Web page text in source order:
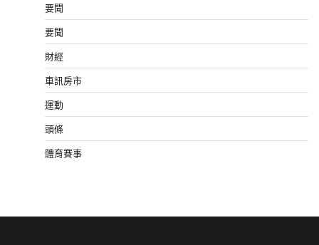
要聞
要聞
財經
車訊房市
運動
頭條
體育賽事